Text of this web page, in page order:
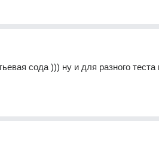
сода ))) ну и для разного теста